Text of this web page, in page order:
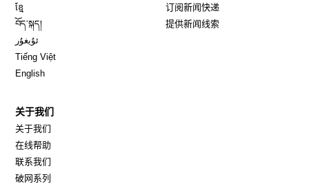
ខ្មែ
བོད་སྐད།
ئۇيغۇر
Tiếng Việt
English
订阅新闻快递
提供新闻线索
关于我们
关于我们
在线帮助
联系我们
破网系列